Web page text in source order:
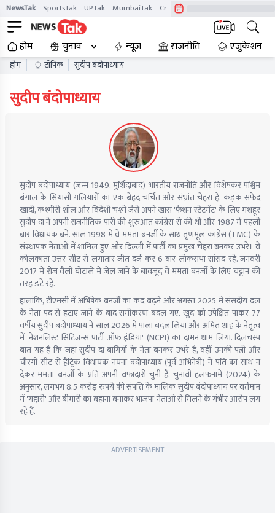
NewsTak SportsTak UPTak MumbaiTak CrimeTak
होम चुनाव न्यूज़ राजनीति एजुकेशन
होम टॉपिक सुदीप बंदोपाध्याय
सुदीप बंदोपाध्याय
सुदीप बंदोपाध्याय (जन्म 1949, मुर्शिदाबाद) भारतीय राजनीति और विशेषकर पश्चिम
बंगाल के सियासी गलियारों का एक बेहद चर्चित और संभ्रांत चेहरा हैं. कड़क सफेद
खादी, कश्मीरी शॉल और विदेशी चश्मे जैसे अपने खास 'फैशन स्टेटमेंट' के लिए मशहूर
सुदीप दा ने अपनी राजनीतिक पारी की शुरुआत कांग्रेस से की थी और 1987 में पहली
बार विधायक बने. साल 1998 में वे ममता बनर्जी के साथ तृणमूल कांग्रेस (TMC) के
संस्थापक नेताओं में शामिल हुए और दिल्ली में पार्टी का प्रमुख चेहरा बनकर उभरे। वे
कोलकाता उत्तर सीट से लगातार जीत दर्ज कर 6 बार लोकसभा सांसद रहे. जनवरी
2017 में रोज वैली घोटाले में जेल जाने के बावजूद वे ममता बनर्जी के लिए चट्टान की
तरह डटे रहे.
हालांकि, टीएमसी में अभिषेक बनर्जी का कद बढ़ने और अगस्त 2025 में संसदीय दल
के नेता पद से हटाए जाने के बाद समीकरण बदल गए. खुद को उपेक्षित पाकर 77
वर्षीय सुदीप बंदोपाध्याय ने साल 2026 में पाला बदल लिया और अमित शाह के नेतृत्व
में 'नेशनलिस्ट सिटिजन्स पार्टी ऑफ इंडिया' (NCPI) का दामन थाम लिया. दिलचस्प
बात यह है कि जहां सुदीप दा बागियों के नेता बनकर उभरे हैं, वहीं उनकी पत्नी और
चौरंगी सीट से हैट्रिक विधायक नयना बंदोपाध्याय (पूर्व अभिनेत्री) ने पति का साथ न
देकर ममता बनर्जी के प्रति अपनी वफादारी चुनी है. चुनावी हलफनामे (2024) के
अनुसार, लगभग 8.5 करोड़ रुपये की संपत्ति के मालिक सुदीप बंदोपाध्याय पर वर्तमान
में 'गद्दारी' और बीमारी का बहाना बनाकर भाजपा नेताओं से मिलने के गंभीर आरोप लग
रहे हैं.
ADVERTISEMENT